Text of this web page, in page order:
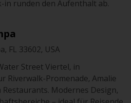
in runden den Aufenthalt ab.
FL 33602, USA
Street Viertel, in
Riverwalk-Promenade, Amalie
Modernes Design,